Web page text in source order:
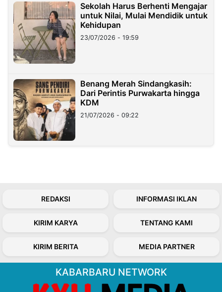
Sekolah Harus Berhenti Mengajar
untuk Nilai, Mulai Mendidik untuk
Kehidupan
23/07/2026 - 19:59
Benang Merah Sindangkasih:
Dari Perintis Purwakarta hingga
KDM
21/07/2026 - 09:22
REDAKSI INFORMASI IKLAN
KIRIM KARYA TENTANG KAMI
KIRIM BERITA MEDIA PARTNER
KABARBARU NETWORK